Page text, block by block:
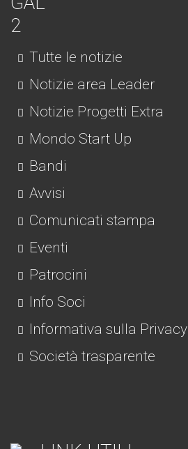
Tutte le notizie
Notizie area Leader
Notizie Progetti Extra
Mondo Start Up
Bandi
Avvisi
Comunicati stampa
Eventi
Patrocini
Info Soci
Informativa sulla Privacy
Società trasparente